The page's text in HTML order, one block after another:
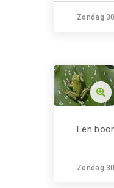
Zondag
Een
Zondag